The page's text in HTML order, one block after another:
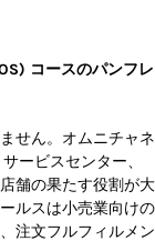
コースのパンフレ
せん。オムニチャネ
ービスセンター、
舗の果たす役割が大
ルスは小売業向けの
注文フルフィルメン